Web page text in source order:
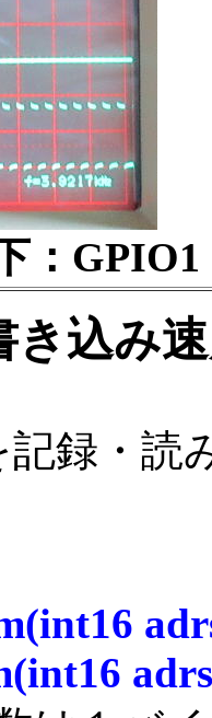
：GPIO1
き込み
録・読